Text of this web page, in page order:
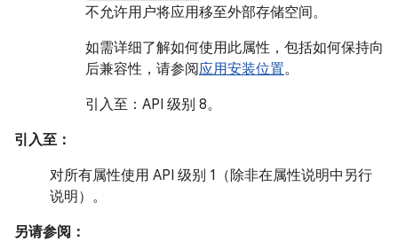
不允许用户将应用移至外部存储空间。
如需详细了解如何使用此属性，包括如何保持向
后兼容性，请参阅应用安装位置。
引入至：API 级别 8。
引入至：
对所有属性使用 API 级别 1（除非在属性说明中另行
说明）。
另请参阅：